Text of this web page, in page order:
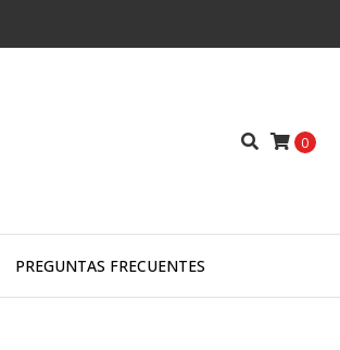
0
PREGUNTAS FRECUENTES